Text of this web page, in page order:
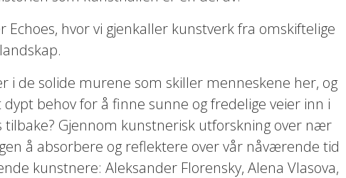
hvor vi gjenkaller kunstverk fra omskiftelige
i de solide murene som skiller menneskene her, og
behov for å finne sunne og fredelige veier inn i
Gjennom kunstnerisk utforskning over nær
å absorbere og reflektere over vår nåværende tid
kunstnere: Aleksander Florensky, Alena Vlasova,